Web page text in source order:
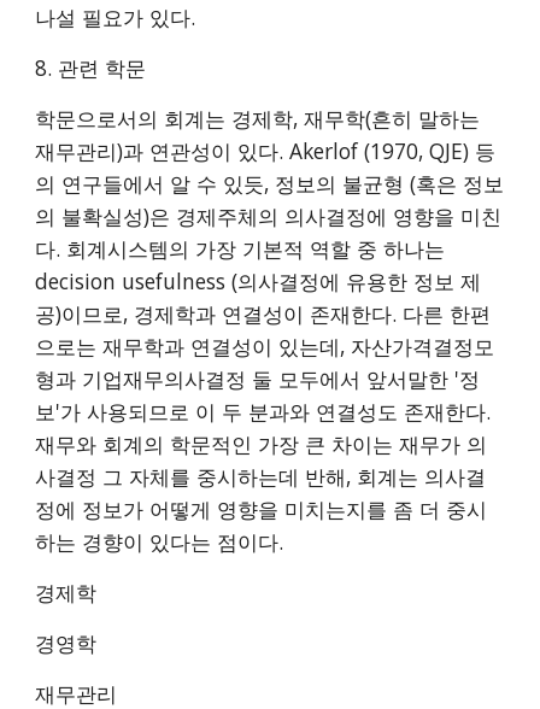
나설 필요가 있다.
8. 관련 학문
학문으로서의 회계는 경제학, 재무학(흔히 말하는
재무관리)과 연관성이 있다. Akerlof (1970, QJE) 등
의 연구들에서 알 수 있듯, 정보의 불균형 (혹은 정보
의 불확실성)은 경제주체의 의사결정에 영향을 미친
다. 회계시스템의 가장 기본적 역할 중 하나는
decision usefulness (의사결정에 유용한 정보 제
공)이므로, 경제학과 연결성이 존재한다. 다른 한편
으로는 재무학과 연결성이 있는데, 자산가격결정모
형과 기업재무의사결정 둘 모두에서 앞서말한 '정
보'가 사용되므로 이 두 분과와 연결성도 존재한다.
재무와 회계의 학문적인 가장 큰 차이는 재무가 의
사결정 그 자체를 중시하는데 반해, 회계는 의사결
정에 정보가 어떻게 영향을 미치는지를 좀 더 중시
하는 경향이 있다는 점이다.
경제학
경영학
재무관리